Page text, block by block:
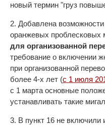
новый термин "груз
2. Добавлена
оранжевых проблесковых
для организованной
требование о включении
при организованной
более 4-х лет (с 1 июля
с 1 марта основные
устанавливать такие
3. В пункт 16 не